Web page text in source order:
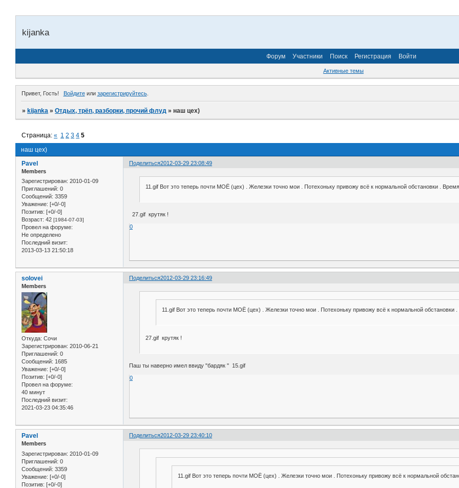
kijanka
Форум Участники Поиск Регистрация Войти
Активные темы
Привет, Гость! Войдитеили зарегистрируйтесь.
»kijanka »Отдых, трёп, разборки, прочий флуд »наш цех)
наш цех)
Страница:« 1 2 3 4 5
Поделиться2012-03-29 23:08:49
Pavel
Members
Зарегистрирован: 2010-01-09
Приглашений: 0
Сообщений: 3359
Уважение: [+0/-0]
Позитив: [+0/-0]
Возраст: 42 [1984-07-03]
Провел на форуме:
Не определено
Последний визит:
2013-03-13 21:50:18
11.gif Вот это теперь почти МОЁ (цех) . Железки точно мои . Потехоньку привожу всё к нормальной обстановки .
27.gif крутяк !
0
Поделиться2012-03-29 23:16:49
solovei
Members
Откуда: Сочи
Зарегистрирован: 2010-06-21
Приглашений: 0
Сообщений: 1685
Уважение: [+0/-0]
Позитив: [+0/-0]
Провел на форуме:
40 минут
Последний визит:
2021-03-23 04:35:46
11.gif Вот это теперь почти МОЁ (цех) . Железки точно мои . Потехоньку привожу всё к нормальной обстановки
27.gif крутяк !
Паш ты наверно имел ввиду "бардяк " 15.gif
0
Поделиться2012-03-29 23:40:10
Pavel
Members
Зарегистрирован: 2010-01-09
Приглашений: 0
Сообщений: 3359
Уважение: [+0/-0]
Позитив: [+0/-0]
11.gif Вот это теперь почти МОЁ (цех) . Железки точно мои . Потехоньку привожу всё к нормальной